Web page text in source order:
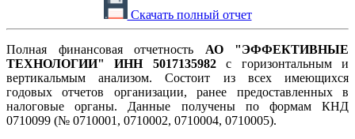
Скачать полный отчет
Полная финансовая отчетность АО "ЭФФЕКТИВНЫЕ
ТЕХНОЛОГИИ" ИНН 5017135982с горизонтальным и
вертикальмым анализом. Состоит из всех имеющихся
годовых отчетов организации, ранее предоставленных в
налоговые органы. Данные получены по формам КНД
0710099 (№ 0710001, 0710002, 0710004, 0710005).